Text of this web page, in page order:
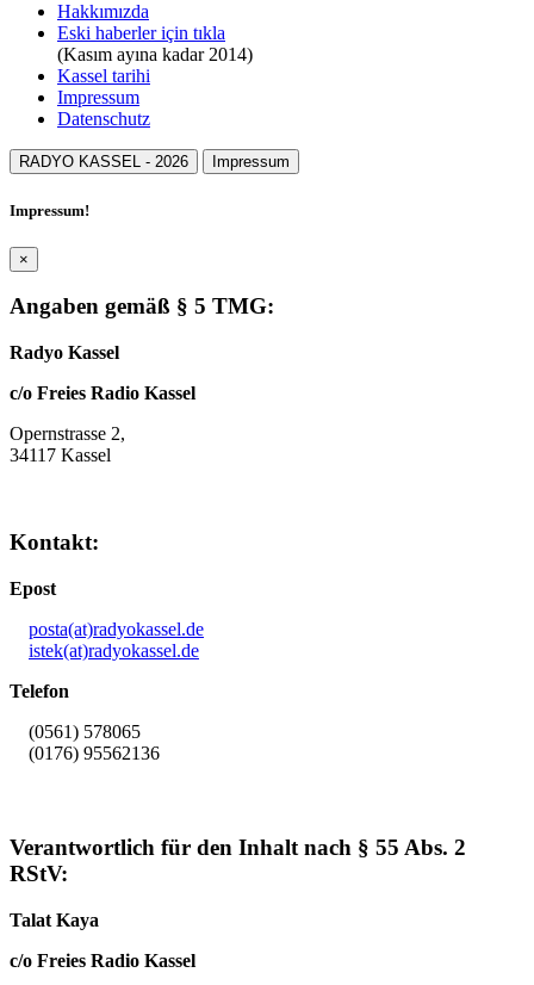
Hakkımızda
Eski haberler için tıkla
(Kasım ayına kadar 2014)
Kassel tarihi
Impressum
Datenschutz
RADYO KASSEL - 2026 Impressum
Impressum!
×
Angaben gemäß § 5 TMG:
Radyo Kassel
c/o Freies Radio Kassel
Opernstrasse 2,
34117 Kassel
Kontakt:
Epost
posta(at)radyokassel.de
istek(at)radyokassel.de
Telefon
(0561) 578065
(0176) 95562136
Verantwortlich für den Inhalt nach § 55 Abs. 2
RStV:
Talat Kaya
c/o Freies Radio Kassel